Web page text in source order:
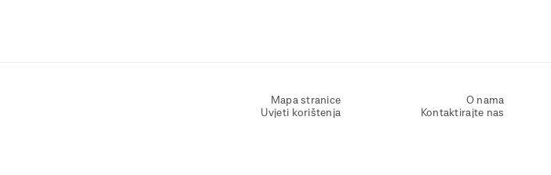
Mapa stranice
Uvjeti korištenja
O nama
Kontaktirajte nas